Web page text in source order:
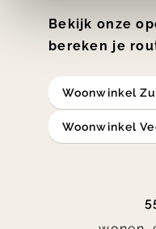
Bekijk onze
bereken je
Woonwinkel
Woonwinkel